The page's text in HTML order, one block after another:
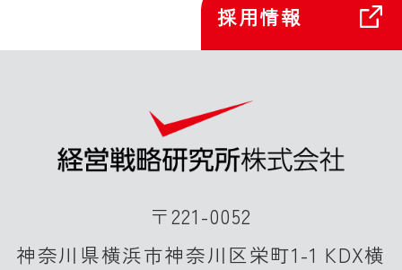
採用情報
〒221-0052
神奈川県横浜市神奈川区栄町1-1 KDX横